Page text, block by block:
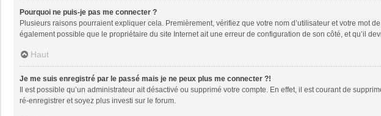
Pourquoi ne puis-je pas me connecter ?
Plusieurs raisons pourraient expliquer cela. Premièrement, vérifiez que votre nom d’utilisateur et votre mot
également possible que le propriétaire du site Internet ait une erreur de configuration de son côté, et qu’il
Haut
Je me suis enregistré par le passé mais je ne peux plus me connecter ?!
Il est possible qu’un administrateur ait désactivé ou supprimé votre compte. En effet, il est courant de
ré-enregistrer et soyez plus investi sur le forum.